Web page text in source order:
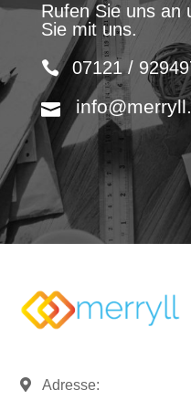
Rufen Sie uns an
Sie mit uns.
07121 /
Adresse: